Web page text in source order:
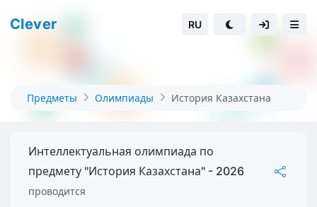
Clever RU
Предметы Олимпиады История Казахстана
Интеллектуальная олимпиада по
предмету "История Казахстана" - 2026
проводится